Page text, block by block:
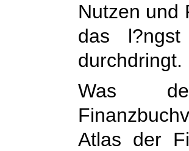
Nutzen und
das l?ngst
durchdringt.
Was
Atlas der